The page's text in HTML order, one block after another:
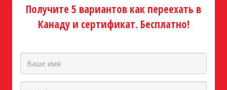
Получите 5 вариантов как переехать в
Канаду и сертификат. Бесплатно!